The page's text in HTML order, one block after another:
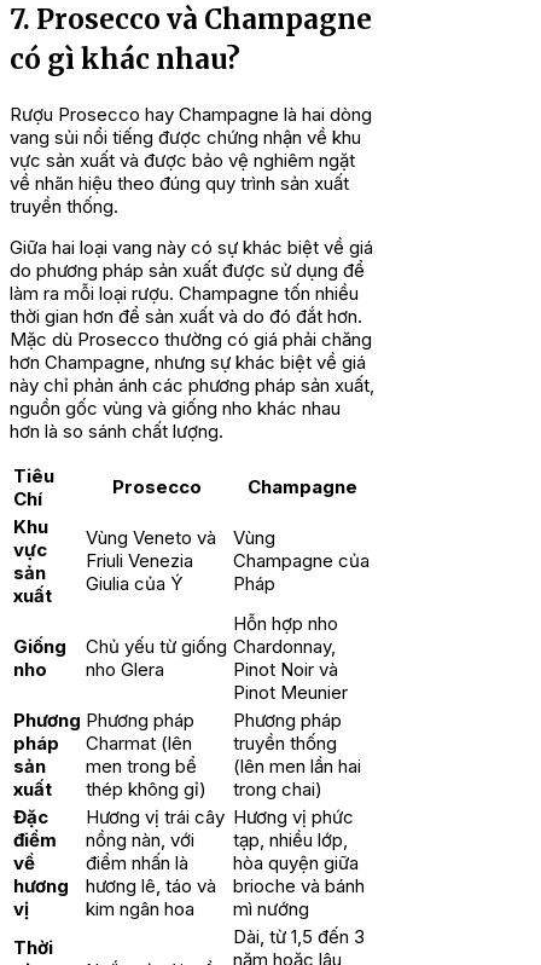
7. Prosecco và Champagne
có gì khác nhau?
Rượu Prosecco hay Champagne là hai dòng
vang sủi nổi tiếng được chứng nhận về khu
vực sản xuất và được bảo vệ nghiêm ngặt
về nhãn hiệu theo đúng quy trình sản xuất
truyền thống.
Giữa hai loại vang này có sự khác biệt về giá
do phương pháp sản xuất được sử dụng để
làm ra mỗi loại rượu. Champagne tốn nhiều
thời gian hơn để sản xuất và do đó đắt hơn.
Mặc dù Prosecco thường có giá phải chăng
hơn Champagne, nhưng sự khác biệt về giá
này chỉ phản ánh các phương pháp sản xuất,
nguồn gốc vùng và giống nho khác nhau
hơn là so sánh chất lượng.
Tiêu
Chí
Prosecco
Champagne
Khu
vực
sản
xuất
Vùng Veneto và
Friuli Venezia
Giulia của Ý
Vùng
Champagne của
Pháp
Giống
nho
Chủ yếu từ giống
nho Glera
Hỗn hợp nho
Chardonnay,
Pinot Noir và
Pinot Meunier
Phương
pháp
sản
xuất
Phương pháp
Charmat (lên
men trong bể
thép không gỉ)
Phương pháp
truyền thống
(lên men lần hai
trong chai)
Đặc
điểm
về
hương
vị
Hương vị trái cây
nồng nàn, với
điểm nhấn là
hương lê, táo và
kim ngân hoa
Hương vị phức
tạp, nhiều lớp,
hòa quyện giữa
brioche và bánh
mì nướng
Thời
Dài, từ 1,5 đến 3
năm hoặc lâu